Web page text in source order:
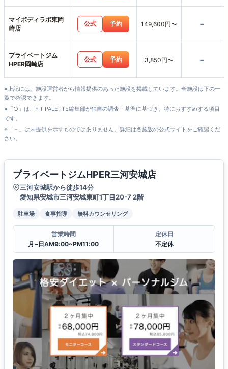
マイボディラボ東岡
崎店
公式 予約 149,600円〜 -
プライベートジム
HPER岡崎店
公式 予約 3,850円〜 -
※上記には、施設運営者から情報提供のあった施設を掲載しています。全施設は下の一
覧で確認できます。
※「○」は、FIT PALETTE編集部が独自の調査・基準に基づき、特におすすめする項目
です。
※「－」は未提供を示すものではありません。詳細は各施設の公式サイトをご確認くだ
さい。
プライベートジムHPER三河安城店
三河安城駅から徒歩14分
愛知県安城市三河安城東町1丁目20-7 2階
駐車場 食事指導 無料カウンセリング
営業時間
月~日AM9:00~PM11:00
定休日
不定休